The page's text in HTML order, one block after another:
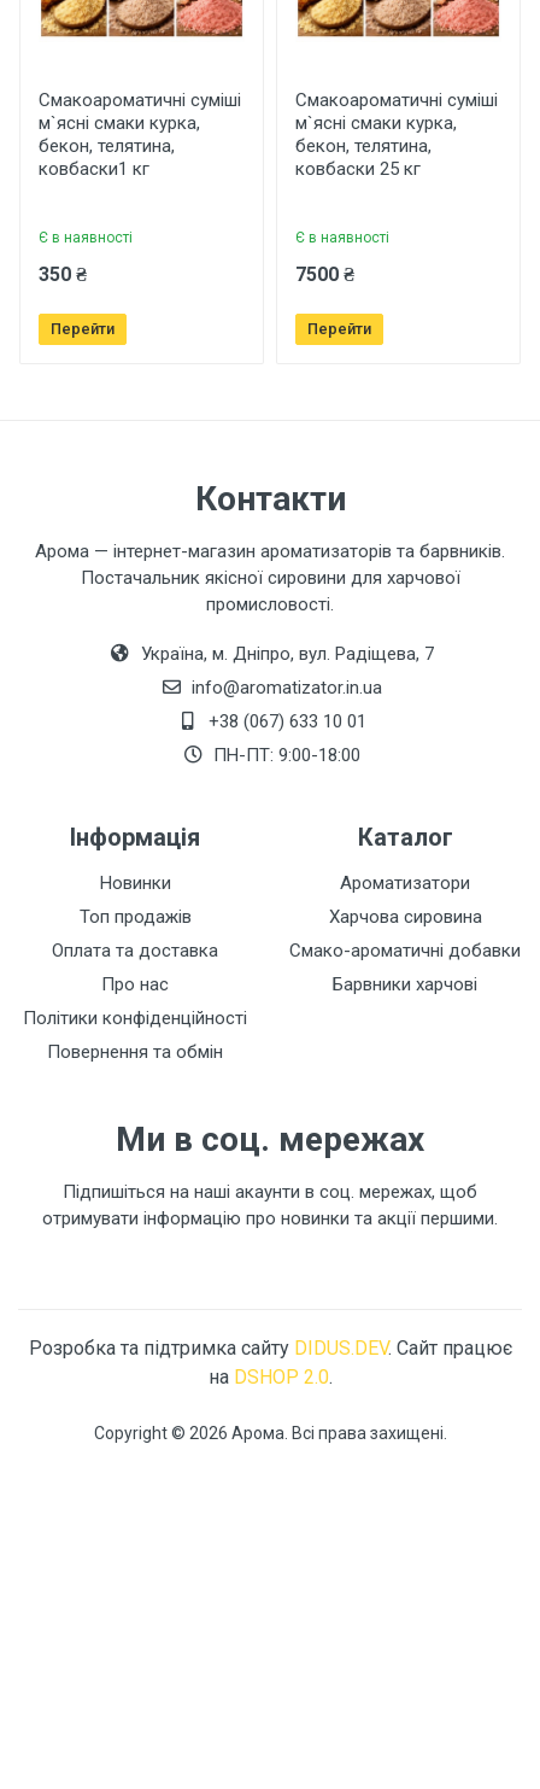
Країна виробник
Написати відгук
Рейтинг
Ваше ім'я
Залишити відгук
Смакоароматичні суміші
м`ясні смаки курка,
бекон, телятина,
ковбаски1 кг
Є в наявності
350 ₴
Перейти
Смакоароматичні суміші
м`ясні смаки курка,
бекон, телятина,
ковбаски 25 кг
Є в наявності
7500 ₴
Перейти
Контакти
Арома — інтернет-магазин ароматизаторів та барвників.
Постачальник якісної сировини для харчової
промисловості.
Україна, м. Дніпро, вул. Радіщева, 7
info@aromatizator.in.ua
+38 (067) 633 10 01
ПН-ПТ: 9:00-18:00
Інформація
Новинки
Топ продажів
Оплата та доставка
Про нас
Політики конфіденційності
Повернення та обмін
Каталог
Ароматизатори
Харчова сировина
Смако-ароматичні добавки
Барвники харчові
Ми в соц. мережах
Підпишіться на наші акаунти в соц. мережах, щоб
отримувати інформацію про новинки та акції першими.
Copyright © 2026 Арома. Всі права захищені.
Розробка та підтримка сайту DIDUS.DEV. Сайт працює
на DSHOP 2.0.